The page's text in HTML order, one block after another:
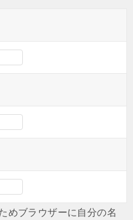
めブラウザーに自分の名